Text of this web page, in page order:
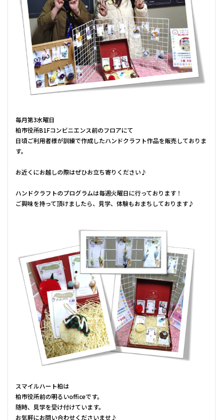
毎月第3水曜日
柏市役所B1Fコンビニエンス前のフロアにて
日頃ご利用者様が訓練で作成したハンドクラフト作品を販売しておりま
す。
お近くにお越しの際はぜひお立ち寄りください♪
ハンドクラフトのプログラムは毎週火曜日に行っております！
ご興味を持って頂けましたら、見学、体験もおまちしております♪
スマイルハート柏は
柏市役所前の明るいofficeです。
随時、見学を受け付けています。
お気軽にお問い合わせくださいませ♪